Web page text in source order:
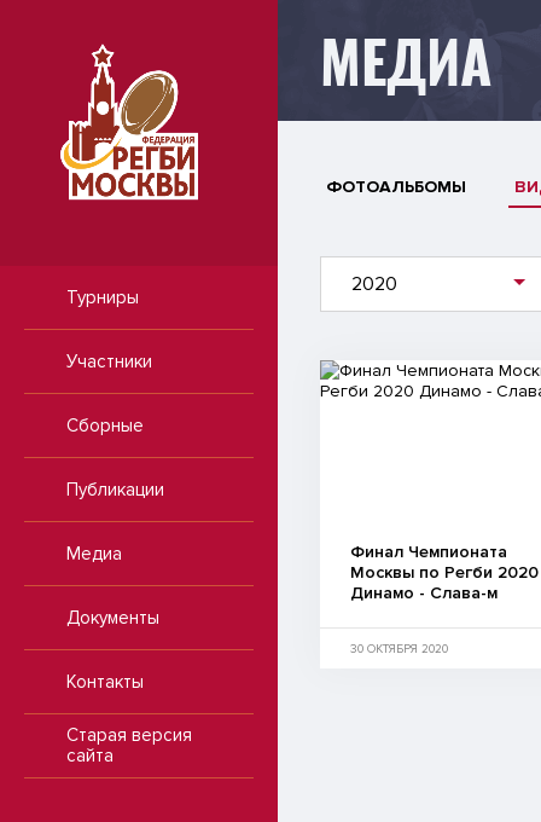
Турниры
Участники
Сборные
Публикации
Медиа
Документы
Контакты
Старая версия
сайта
МЕДИА
ФОТОАЛЬБОМЫ
2020
Видео
Финал Чемпионата
Москвы по Регби 2020
Динамо - Слава-м
30 ОКТЯБРЯ 2020